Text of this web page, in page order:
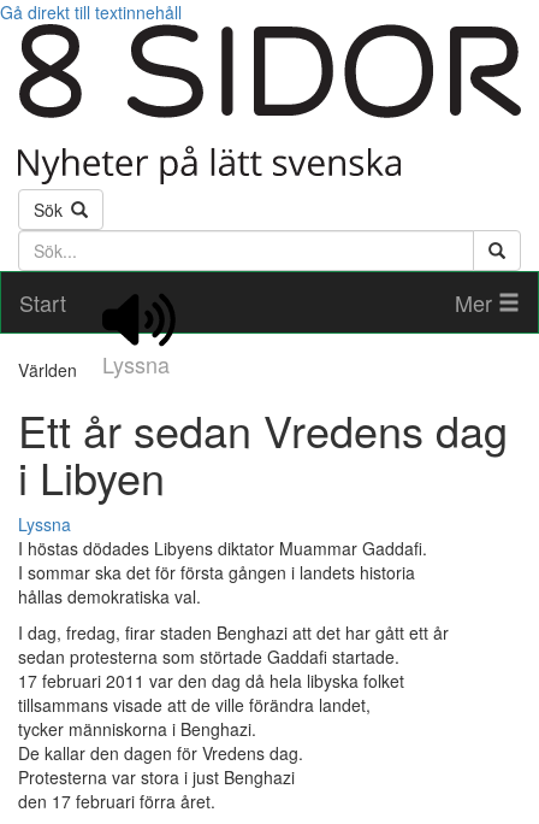
Gå direkt till textinnehåll
Sök
Söktext
Start
Lyssna
Mer
Världen
Ett år sedan Vredens dag
i Libyen
Lyssna
I höstas dödades Libyens diktator Muammar Gaddafi.
I sommar ska det för första gången i landets historia
hållas demokratiska val.
I dag, fredag, firar staden Benghazi att det har gått ett år
sedan protesterna som störtade Gaddafi startade.
17 februari 2011 var den dag då hela libyska folket
tillsammans visade att de ville förändra landet,
tycker människorna i Benghazi.
De kallar den dagen för Vredens dag.
Protesterna var stora i just Benghazi
den 17 februari förra året.